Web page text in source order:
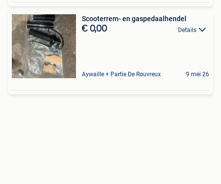
Scooterrem- en gaspedaalhendel
€ 0,00 Details
Aywaille + Partie De Rouvreux 9 mei 26